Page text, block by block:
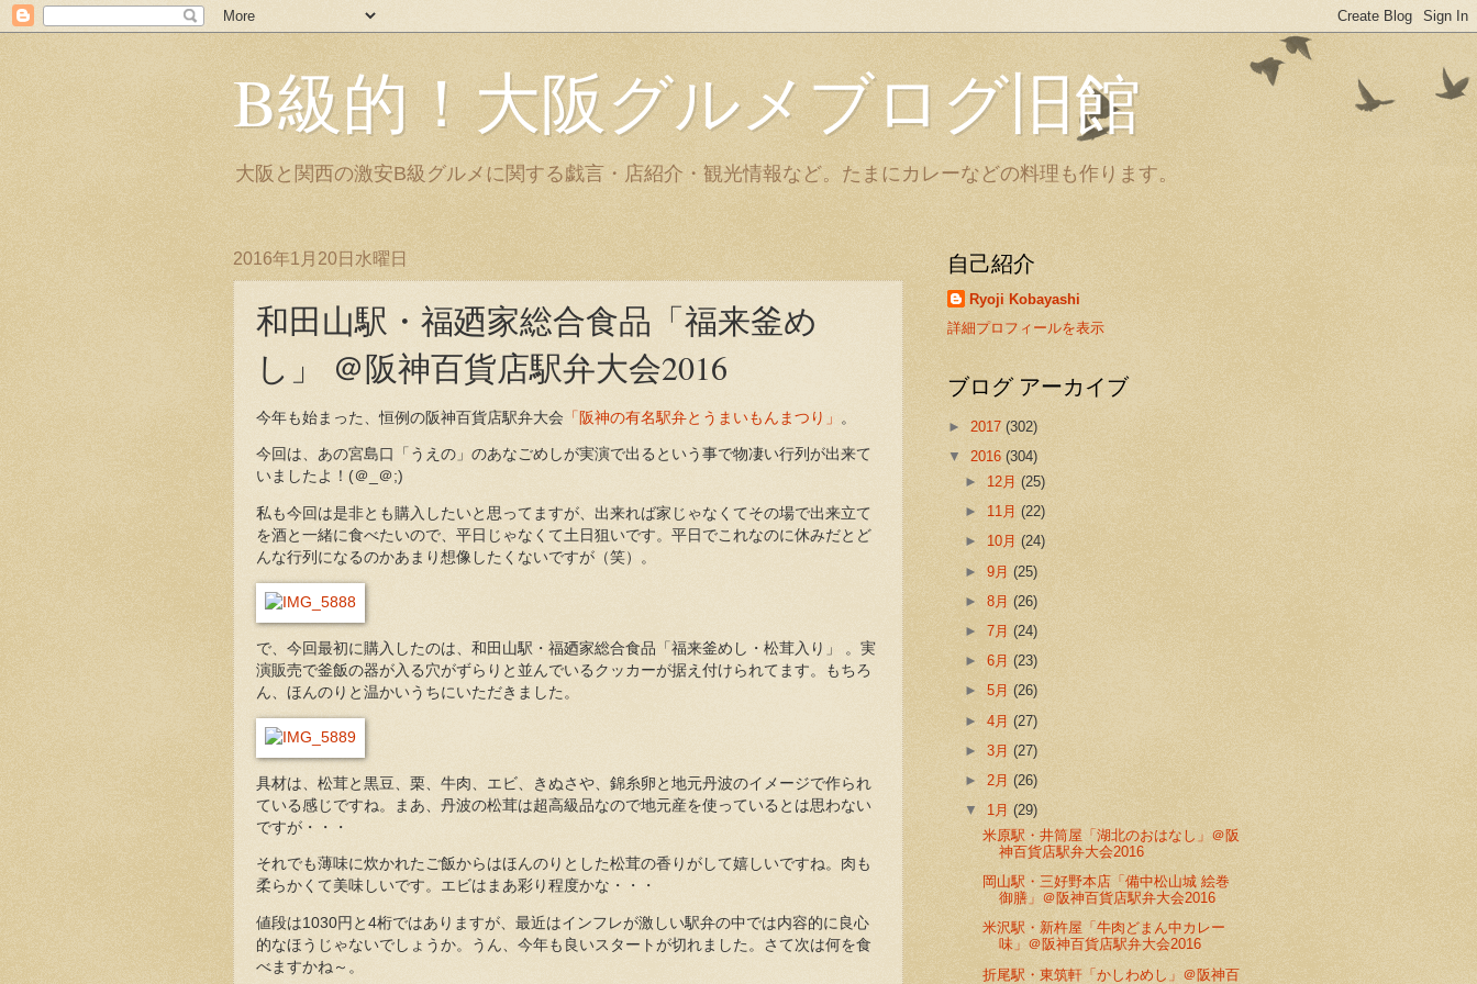
B級的！大阪グルメブログ旧館
大阪と関西の激安B級グルメに関する戯言・店紹介・観光情報など。たまにカレーなどの料理も作ります。
2016年1月20日水曜日
和田山駅・福廼家総合食品「福来釜め
し」 ＠阪神百貨店駅弁大会2016
今年も始まった、恒例の阪神百貨店駅弁大会 「阪神の有名駅弁とうまいもんまつり」 。
今回は、あの宮島口「うえの」のあなごめしが実演で出るという事で物凄い行列が出来て
いましたよ！(＠_＠;)
私も今回は是非とも購入したいと思ってますが、出来れば家じゃなくてその場で出来立て
を酒と一緒に食べたいので、平日じゃなくて土日狙いです。平日でこれなのに休みだとど
んな行列になるのかあまり想像したくないですが（笑）。
で、今回最初に購入したのは、和田山駅・福廼家総合食品「福来釜めし・松茸入り」 。実
演販売で釜飯の器が入る穴がずらりと並んでいるクッカーが据え付けられてます。もちろ
ん、ほんのりと温かいうちにいただきました。
具材は、松茸と黒豆、栗、牛肉、エビ、きぬさや、錦糸卵と地元丹波のイメージで作られ
ている感じですね。まあ、丹波の松茸は超高級品なので地元産を使っているとは思わない
ですが・・・
それでも薄味に炊かれたご飯からはほんのりとした松茸の香りがして嬉しいですね。肉も
柔らかくて美味しいです。エビはまあ彩り程度かな・・・
値段は1030円と4桁ではありますが、最近はインフレが激しい駅弁の中では内容的に良心
的なほうじゃないでしょうか。うん、今年も良いスタートが切れました。さて次は何を食
べますかね～。
自己紹介
Ryoji Kobayashi
詳細プロフィールを表示
ブログ アーカイブ
► 2017 (302)
▼ 2016 (304)
► 12月(25)
► 11月(22)
► 10月(24)
►9月(25)
►8月(26)
►7月(24)
►6月(23)
►5月(26)
►4月(27)
►3月(27)
►2月(26)
▼ 1月(29)
米原駅・井筒屋「湖北のおはなし」＠阪
神百貨店駅弁大会2016
岡山駅・三好野本店「備中松山城 絵巻
御膳」＠阪神百貨店駅弁大会2016
米沢駅・新杵屋「牛肉どまん中カレー
味」＠阪神百貨店駅弁大会2016
折尾駅・東筑軒「かしわめし」＠阪神百